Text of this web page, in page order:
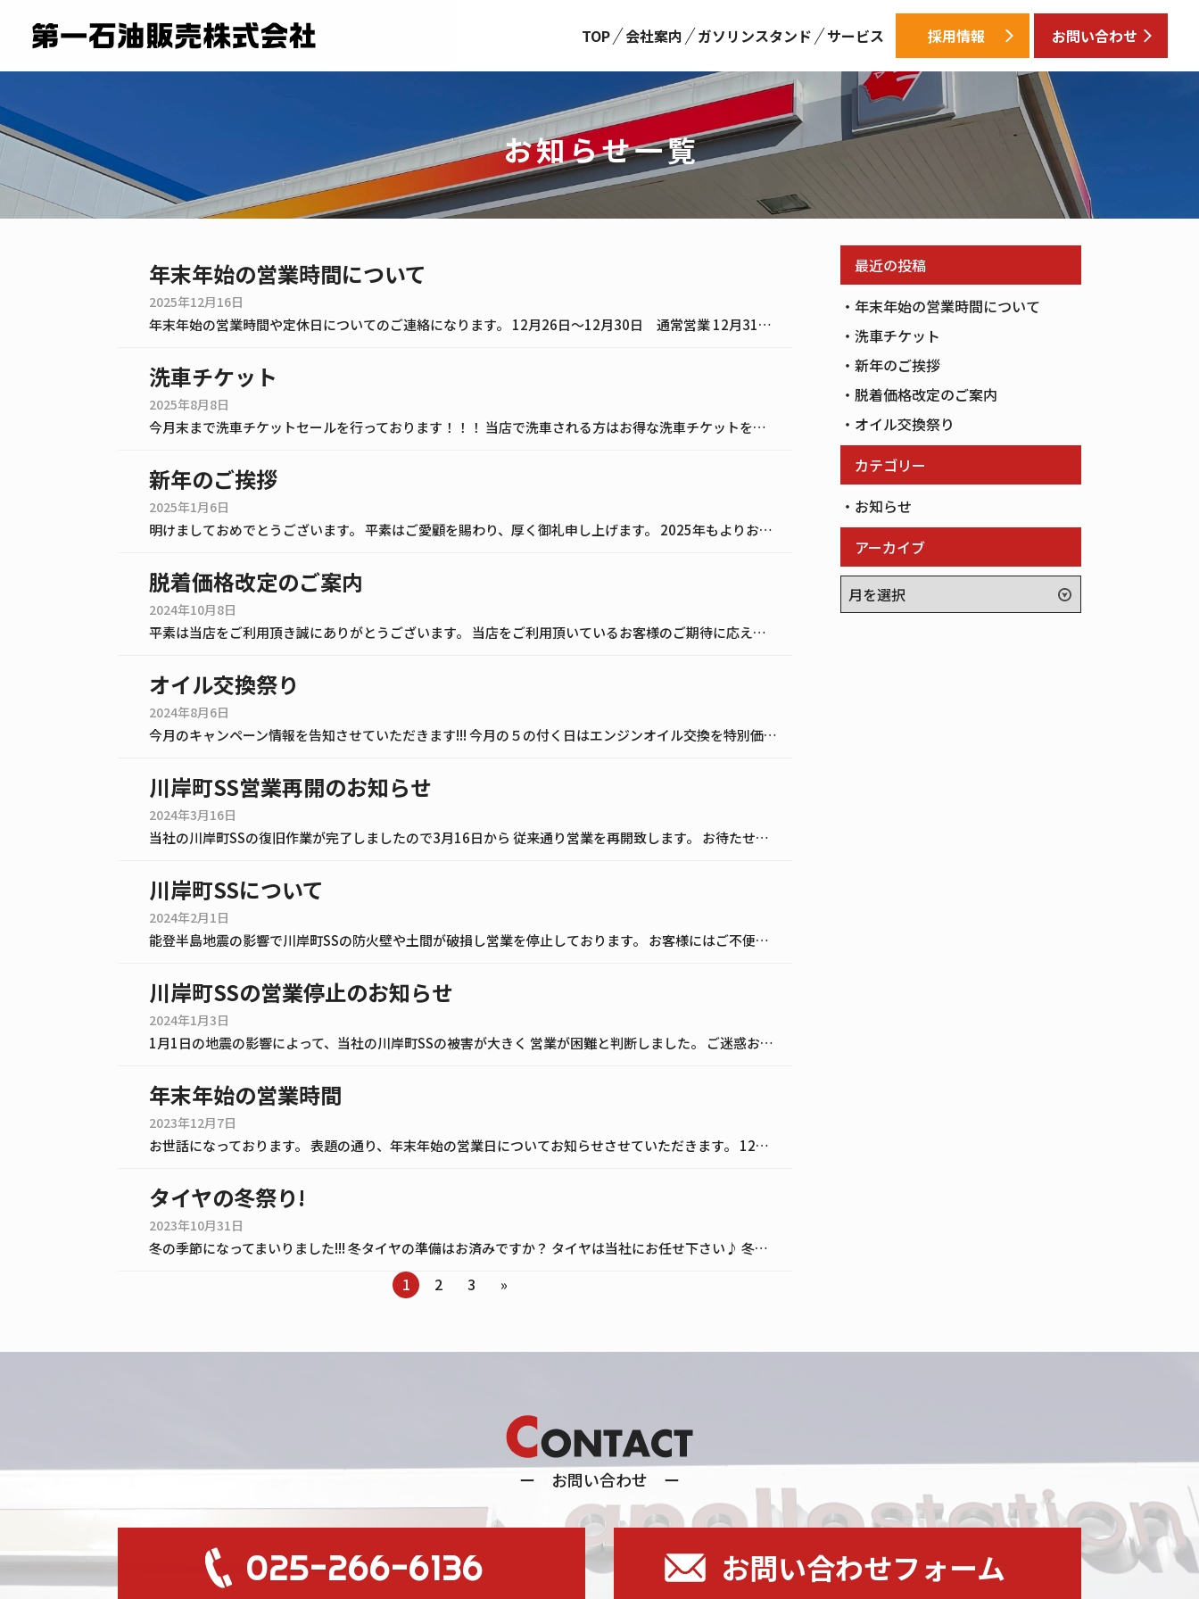
TOP 会社案内 ガソリンスタンド サービス 採用情報 お問い合わせ
お知らせ一覧
年末年始の営業時間について
2025年12月16日
年末年始の営業時間や定休日についてのご連絡になります。 12月26日～12月30日 通常営業 12月31日 7:00~15:00 1月1日～1月3日 定休日 1月4日から通常営業になります。 また灯油の配達は12月31日 […]
洗車チケット
2025年8月8日
今月末まで洗車チケットセールを行っております！！！ 当店で洗車される方はお得な洗車チケットを是非この機会にお試しください！ 洗車チケット価格 3.850円分 → 2.970円 6.600円分 → 4.950円 14.30 […]
新年のご挨拶
2025年1月6日
明けましておめでとうございます。 平素はご愛顧を賜わり、厚く御礼申し上げます。 2025年もよりお客様サービスの向上を目指し、社員一同 日々努力して参ります。 本年も何卒宜しくお願い致します。
脱着価格改定のご案内
2024年10月8日
平素は当店をご利用頂き誠にありがとうございます。 当店をご利用頂いているお客様のご期待に応えられるように、努力してまいりましたが 作業備品等の高騰により脱着価格を値上げせざる得ない状況となりました。 誠に恐縮ですが10月 […]
オイル交換祭り
2024年8月6日
今月のキャンペーン情報を告知させていただきます!!! 今月の５の付く日はエンジンオイル交換を特別価格でご提供させていただきます! エンジンオイルをかなりお得な価格で交換できます! またコーティングや車検もお得になるキャン […]
川岸町SS営業再開のお知らせ
2024年3月16日
当社の川岸町SSの復旧作業が完了しましたので3月16日から 従来通り営業を再開致します。 お待たせしてしまい大変申し訳ありません。 これからも何卒宜しくお願い致します。
川岸町SSについて
2024年2月1日
能登半島地震の影響で川岸町SSの防火壁や土間が破損し営業を停止しております。 お客様にはご不便おかけし、申し訳ありません。 川岸町SSにつきましては 3月からタイヤ交換と洗車作業は通常通り再開します。 是非、タイヤ交換や […]
川岸町SSの営業停止のお知らせ
2024年1月3日
1月1日の地震の影響によって、当社の川岸町SSの被害が大きく 営業が困難と判断しました。 ご迷惑お掛け致しますが、一時休業とさせていただきます。 また、鳥屋野潟SSは変わらずに1月4日から営業しております。 川岸町は営業 […]
年末年始の営業時間
2023年12月7日
お世話になっております。 表題の通り、年末年始の営業日についてお知らせさせていただきます。 12月26日～12月30日 通常営業 12月31日 7:30~15:00 1月1日～1月3日 定休日 1月4日 通常営業 1月4 […]
タイヤの冬祭り!
2023年10月31日
冬の季節になってまいりました!!! 冬タイヤの準備はお済みですか？ タイヤは当社にお任せ下さい♪ 冬のタイヤ大商談会 今年も鳥屋野潟SSと川岸町SSで行います!!! ブリヂストン、ヨコハマ、ダンロップ、その他のメーカーの […]
1 2 3 »
最近の投稿
年末年始の営業時間について
洗車チケット
新年のご挨拶
脱着価格改定のご案内
オイル交換祭り
カテゴリー
お知らせ
アーカイブ
ア
ー
ー お問い合わせ ー
025-266-6136 お問い合わせフォーム